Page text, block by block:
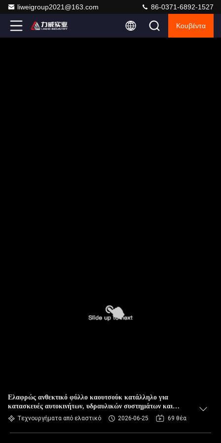
liweigroup2021@163.com 86-0371-6892-1527
Κουβέντα
Ελαφρώς ανθεκτικό φύλλο καουτσούκ κατάλληλο για
κατασκευές αυτοκινήτων, υδραυλικών συστημάτων και
βιομηχανικών μηχανών
Τεχνουργήματα από ελαστικό 2026-06-25 69 θέα